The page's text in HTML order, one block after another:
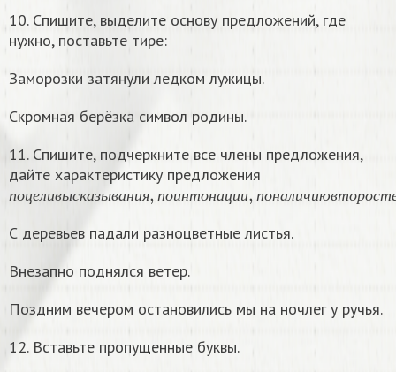
10. Спишите, выделите основу предложений, где
нужно, поставьте тире:
Заморозки затянули ледком лужицы.
Скромная берёзка символ родины.
11. Спишите, подчеркните все члены предложения,
дайте характеристику предложения
п о ц ел и в ыс ка з ыв а н ия п о инт она ц и и п онал и ч иювт ор ост
поцеливысказыван ия,поинтона
С деревьев падали разноцветные листья.
Внезапно поднялся ветер.
Поздним вечером остановились мы на ночлег у ручья.
12. Вставьте пропущенные буквы.